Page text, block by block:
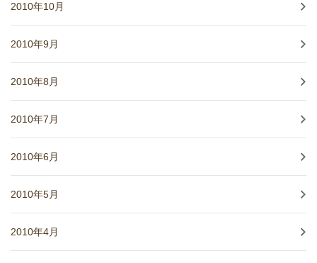
2010年10月
2010年9月
2010年8月
2010年7月
2010年6月
2010年5月
2010年4月